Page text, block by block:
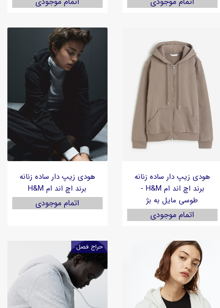
هودی زیپ دار ساده زنانه
برند اچ اند ام H&M -
طوسی مایل به بژ
اتمام موجودی
هودی زیپ دار ساده زنانه
برند اچ اند ام H&M
اتمام موجودی
حراج فصل